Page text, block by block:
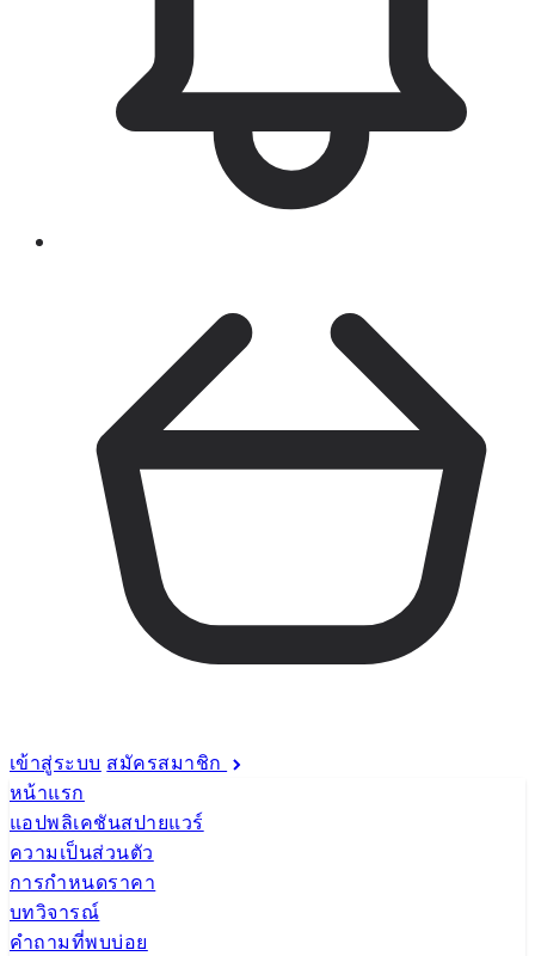
เข้าสู่ระบบ สมัครสมาชิก
หน้าแรก
แอปพลิเคชันสปายแวร์
ความเป็นส่วนตัว
การกำหนดราคา
บทวิจารณ์
คำถามที่พบบ่อย